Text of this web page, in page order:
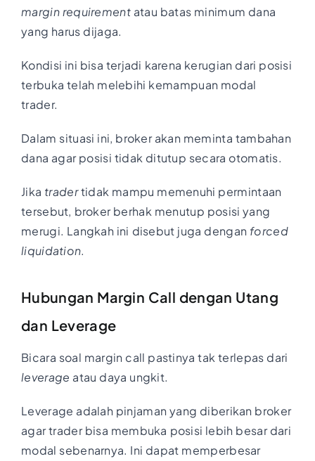
margin requirementatau batas minimum dana
yang harus dijaga.
Kondisi ini bisa terjadi karena kerugian dari posisi
terbuka telah melebihi kemampuan modal
trader.
Dalam situasi ini, broker akan meminta tambahan
dana agar posisi tidak ditutup secara otomatis.
Jika tradertidak mampu memenuhi permintaan
tersebut, broker berhak menutup posisi yang
merugi. Langkah ini disebut juga dengan forced
liquidation.
Hubungan Margin Call dengan Utang
dan Leverage
Bicara soal margin call pastinya tak terlepas dari
leverage atau daya ungkit.
Leverage adalah pinjaman yang diberikan broker
agar trader bisa membuka posisi lebih besar dari
modal sebenarnya. Ini dapat memperbesar